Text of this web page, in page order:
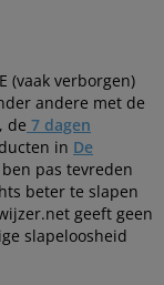
(vaak verborgen)
andere met de
, de 7 dagen
in De
ben pas tevreden
beter te slapen
geeft geen
slapeloosheid